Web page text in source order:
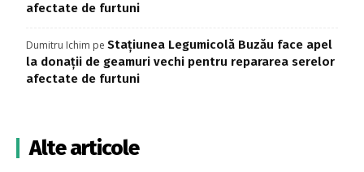
afectate de furtuni
Dumitru Ichim pe Stațiunea Legumicolă Buzău face apel
la donații de geamuri vechi pentru repararea serelor
afectate de furtuni
Alte articole